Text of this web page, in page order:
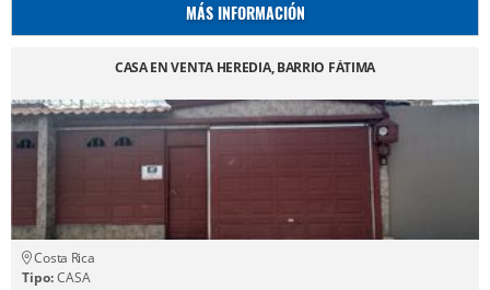
MÁS INFORMACIÓN
CASA EN VENTA HEREDIA, BARRIO FÁTIMA
Costa Rica
Tipo:CASA